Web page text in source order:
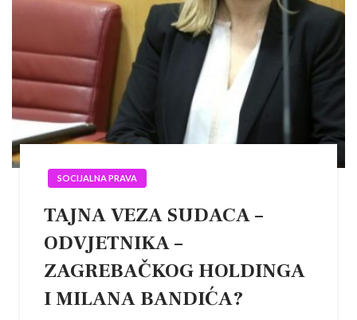
SOCIJALNA PRAVA
TAJNA VEZA SUDACA –
ODVJETNIKA –
ZAGREBAČKOG HOLDINGA
I MILANA BANDIĆA?